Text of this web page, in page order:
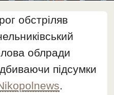
обстріляв
облради
підсумки
.